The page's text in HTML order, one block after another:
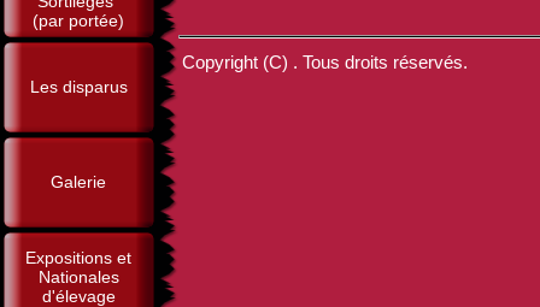
(par portée)
Les disparus
Galerie
Expositions et
Nationales
d'élevage
Copyright (C) . Tous droits réservés.